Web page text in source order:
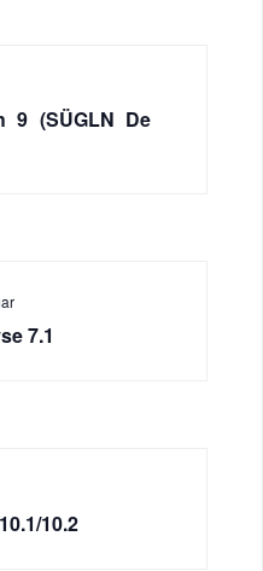
9 (SÜGLN De
7.1
10.2